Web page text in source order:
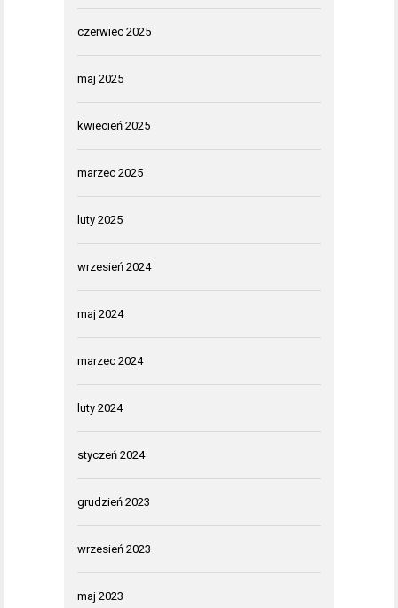
czerwiec 2025
maj 2025
kwiecień 2025
marzec 2025
luty 2025
wrzesień 2024
maj 2024
marzec 2024
luty 2024
styczeń 2024
grudzień 2023
wrzesień 2023
maj 2023